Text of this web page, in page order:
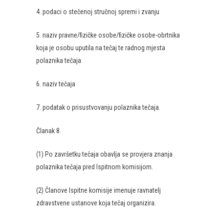
4. podaci o stečenoj stručnoj spremi i zvanju
5. naziv pravne/fizičke osobe/fizičke osobe-obrtnika
koja je osobu uputila na tečaj te radnog mjesta
polaznika tečaja
6. naziv tečaja
7. podatak o prisustvovanju polaznika tečaja.
Članak 8.
(1) Po završetku tečaja obavlja se provjera znanja
polaznika tečaja pred Ispitnom komisijom.
(2) Članove Ispitne komisije imenuje ravnatelj
zdravstvene ustanove koja tečaj organizira.